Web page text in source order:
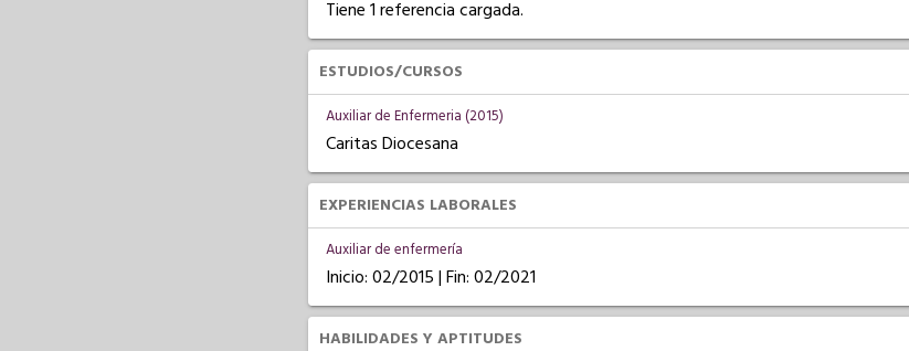
Tiene 1 referencia cargada.
ESTUDIOS/CURSOS
Auxiliar de Enfermeria (2015)
Caritas Diocesana
EXPERIENCIAS LABORALES
Auxiliar de enfermería
Inicio: 02/2015 | Fin: 02/2021
HABILIDADES Y APTITUDES